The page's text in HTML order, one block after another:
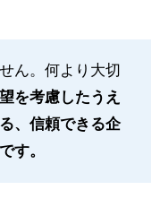
ん。何より大切
を考慮したうえ
、信頼できる企
す。